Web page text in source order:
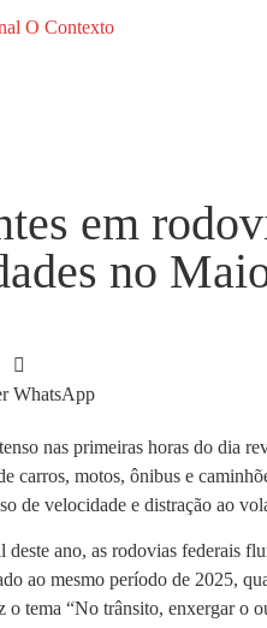
em
no
WhatsApp
nas primeiras horas do dia
carros, motos, ônibus e
de velocidade e distração ao
deste ano, as rodovias federais
ao mesmo período de 2025,
o tema “No trânsito, enxergar o